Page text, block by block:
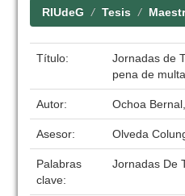
RIUdeG Tesis
Título:
Jornadas de
pena de
Autor: Ochoa
Asesor: Olveda
Palabras
clave:
Jornadas De